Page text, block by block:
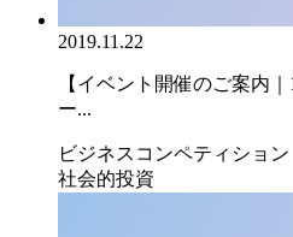
2019.11.22
【イベント開催のご案内
ー...
ビジネスコンペティション
社会的投資